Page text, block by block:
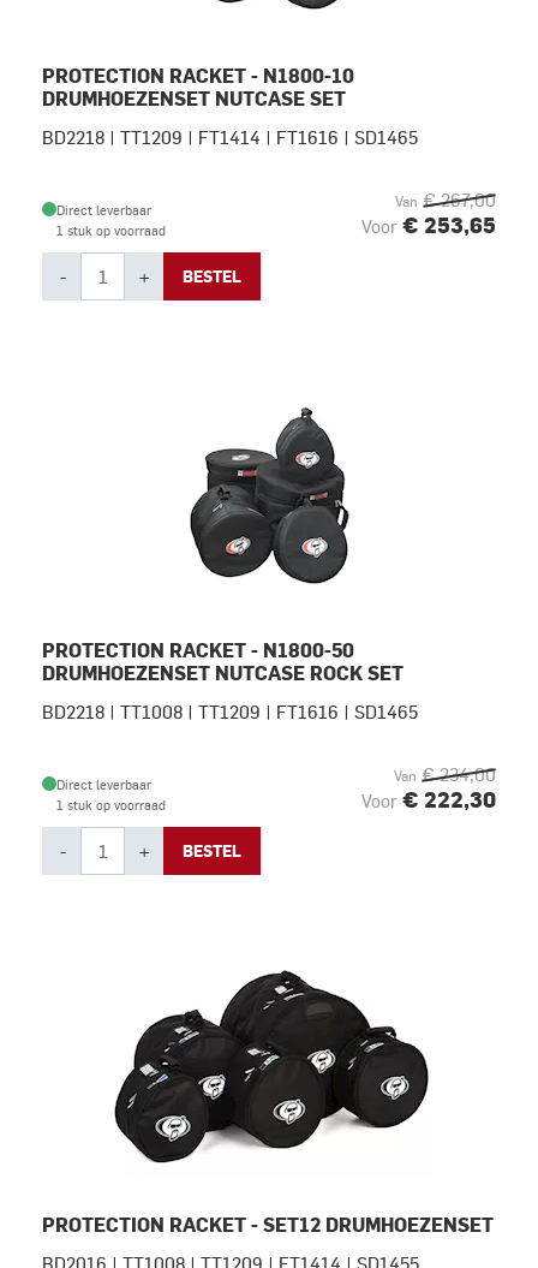
PROTECTION RACKET - N1800-10
DRUMHOEZENSET NUTCASE SET
BD2218 | TT1209 | FT1414 | FT1616 | SD1465
Direct leverbaar
1 stuk op voorraad
Van € 267,00
Voor € 253,65
- + BESTEL
PROTECTION RACKET - N1800-50
DRUMHOEZENSET NUTCASE ROCK SET
BD2218 | TT1008 | TT1209 | FT1616 | SD1465
Direct leverbaar
1 stuk op voorraad
Van € 234,00
Voor € 222,30
- + BESTEL
PROTECTION RACKET - SET12 DRUMHOEZENSET
BD2016 | TT1008 | TT1209 | FT1414 | SD1455